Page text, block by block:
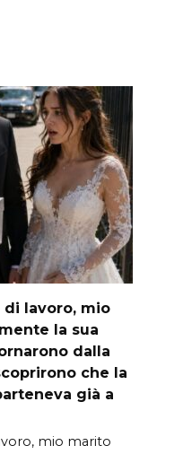
lavoro, mio
la sua
dalla
che la
già a
mio marito